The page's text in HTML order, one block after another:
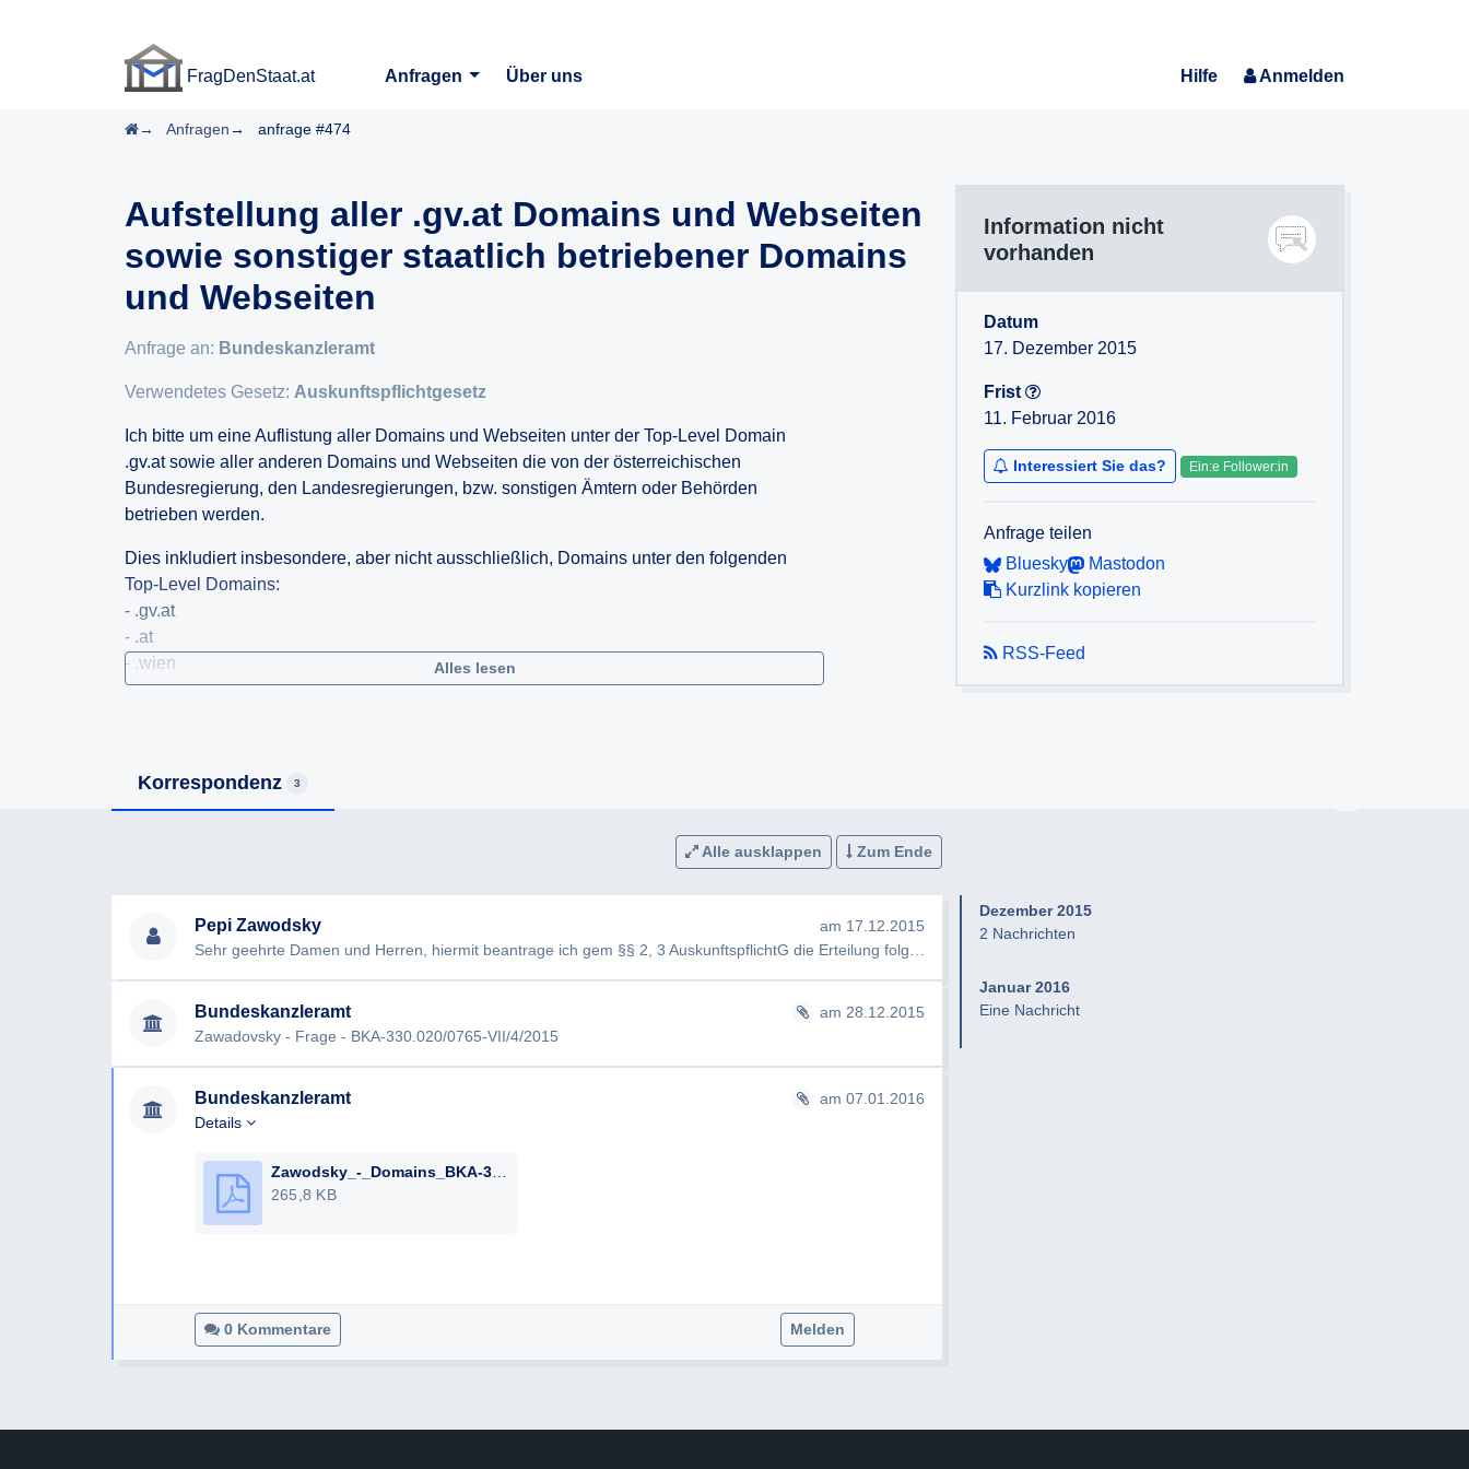
FragDenStaat.at
Anfragen
Über uns Hilfe Anmelden
Startseite
Anfragen anfrage #474
Aufstellung aller .gv.at Domains und Webseiten
sowie sonstiger staatlich betriebener Domains
und Webseiten
Anfrage an: Bundeskanzleramt
Verwendetes Gesetz: Auskunftspflichtgesetz
Ich bitte um eine Auflistung aller Domains und Webseiten unter der Top-Level Domain
.gv.at sowie aller anderen Domains und Webseiten die von der österreichischen
Bundesregierung, den Landesregierungen, bzw. sonstigen Ämtern oder Behörden
betrieben werden.
Dies inkludiert insbesondere, aber nicht ausschließlich, Domains unter den folgenden
Top-Level Domains:
- .gv.at
- .at
- .wien
- .com
Eine Auflistung in maschinenlesbarer Form wird bevorzugt.
zB .txt oder .csv unter Angabe des verwendeten Encodings.
Alles lesen
Information nicht
vorhanden
Datum
17. Dezember 2015
Frist
11. Februar 2016
Interessiert Sie das? Ein:e Follower:in
Anfrage teilen
Bluesky
Mastodon
Kurzlink kopieren
RSS-Feed
Korrespondenz 3
Alle ausklappen Zum Ende
Pepi Zawodsky
am 17.12.2015
Bundeskanzleramt
am 28.12.2015
Zawadovsky - Frage - BKA-330.020/0765-VII/4/2015
Bundeskanzleramt
am 07.01.2016
Details
265,8 KB
0 Kommentare Melden
Dezember 2015
2 Nachrichten
Januar 2016
Eine Nachricht